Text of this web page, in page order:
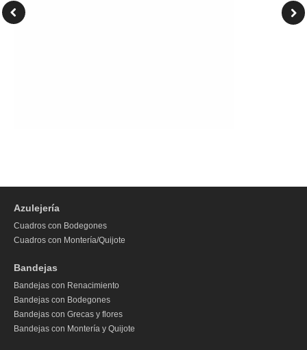
Azulejería
Cuadros con Bodegones
Cuadros con Montería/Quijote
Bandejas
Bandejas con Renacimiento
Bandejas con Bodegones
Bandejas con Grecas y flores
Bandejas con Montería y Quijote